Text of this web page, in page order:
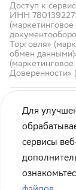
Доступ к
ИНН
Торговля»
обмен
Доверенности»
Правила
Карта сайта
Для
сервисы